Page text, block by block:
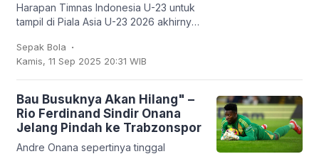
Harapan Timnas Indonesia U-23 untuk
tampil di Piala Asia U-23 2026 akhirnya
mampu finis sebagai runner-up Grup J
dengan empat
Sepak Bola .
Kamis, 11 Sep 2025 20:31 WIB
Bau Busuknya Akan Hilang" –
Rio Ferdinand Sindir Onana
Jelang Pindah ke Trabzonspor
Andre Onana sepertinya tinggal